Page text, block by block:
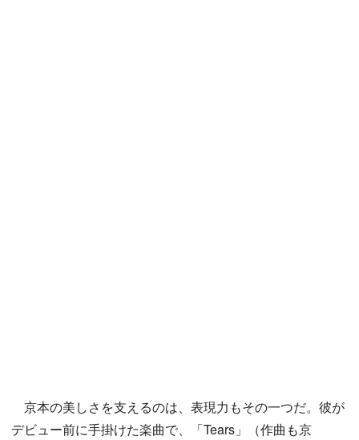
京本の美しさを支えるのは、表現力もその一つだ。彼が
デビュー前に手掛けた楽曲で、「Tears」（作曲も京